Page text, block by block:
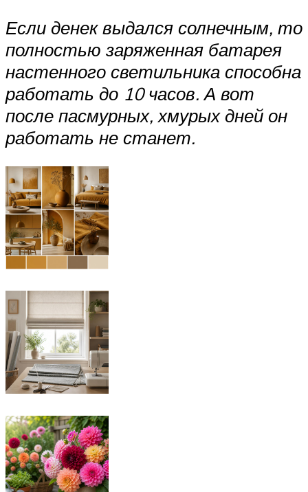
Если денек выдался солнечным, то
полностью заряженная батарея
настенного светильника способна
работать до 10 часов. А вот
после пасмурных, хмурых дней он
работать не станет.